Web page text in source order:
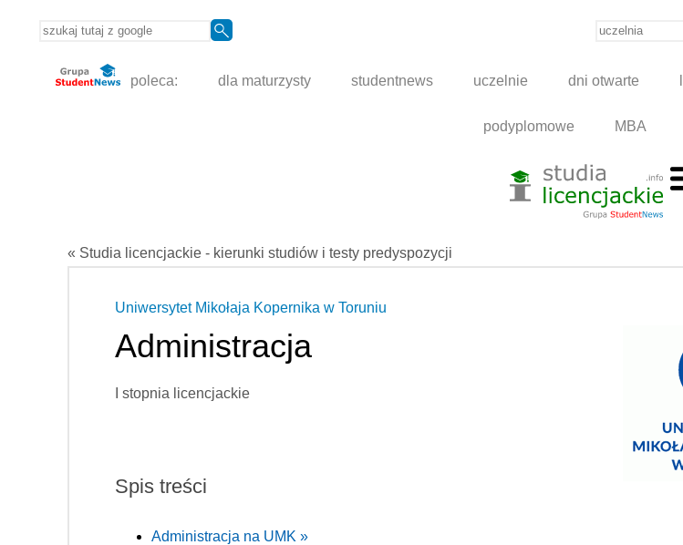
poleca: dla maturzysty studentnews uczelnie dni otwarte
podyplomowe MBA
« Studia licencjackie - kierunki studiów i testy predyspozycji
Uniwersytet Mikołaja Kopernika w Toruniu
Administracja
I stopnia licencjackie
Spis treści
Administracja na UMK »